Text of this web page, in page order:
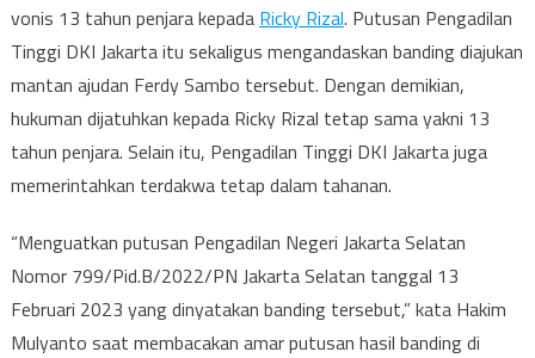
vonis 13 tahun penjara kepada Ricky Rizal. Putusan Pengadilan
Tinggi DKI Jakarta itu sekaligus mengandaskan banding diajukan
mantan ajudan Ferdy Sambo tersebut. Dengan demikian,
hukuman dijatuhkan kepada Ricky Rizal tetap sama yakni 13
tahun penjara. Selain itu, Pengadilan Tinggi DKI Jakarta juga
memerintahkan terdakwa tetap dalam tahanan.
“Menguatkan putusan Pengadilan Negeri Jakarta Selatan
Nomor 799/Pid.B/2022/PN Jakarta Selatan tanggal 13
Februari 2023 yang dinyatakan banding tersebut,” kata Hakim
Mulyanto saat membacakan amar putusan hasil banding di